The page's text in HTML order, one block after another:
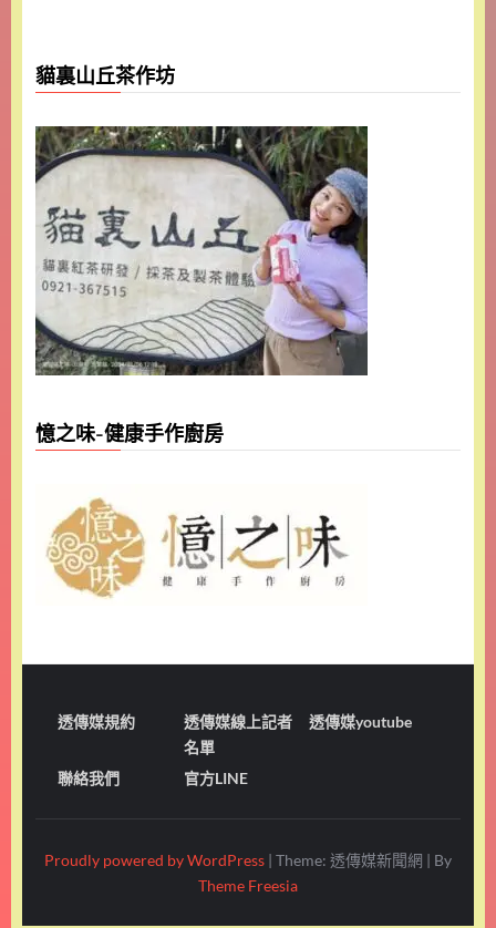
貓裏山丘茶作坊
憶之味-健康手作廚房
透傳媒規約
透傳媒線上記者
名單
透傳媒youtube
聯絡我們 官方LINE
Proudly powered by WordPress Theme: 透傳媒新聞網
By
Theme Freesia